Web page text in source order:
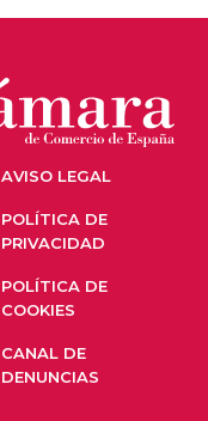
AVISO LEGAL
POLÍTICA DE
PRIVACIDAD
POLÍTICA DE
COOKIES
CANAL DE
DENUNCIAS